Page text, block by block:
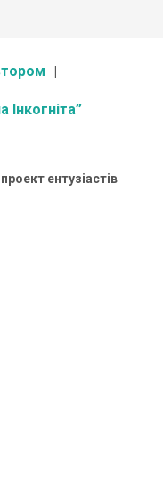
Інкогніта”
ентузіастів